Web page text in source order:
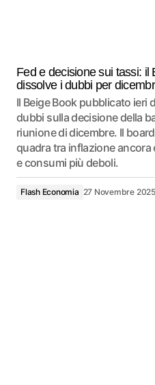
Fed e decisione sui tassi: il
dissolve i dubbi per
Il Beige Book pubblicato ieri
dubbi sulla decisione della
riunione di dicembre. Il
quadra tra inflazione
e consumi più deboli.
Flash Economia 27 Novembre 2025